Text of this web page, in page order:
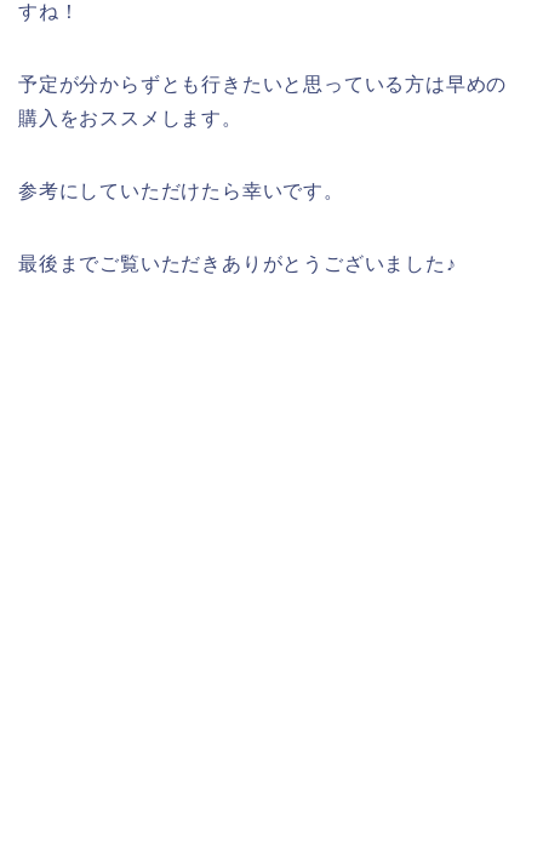
すね！
予定が分からずとも行きたいと思っている方は早めの
購入をおススメします。
参考にしていただけたら幸いです。
最後までご覧いただきありがとうございました♪